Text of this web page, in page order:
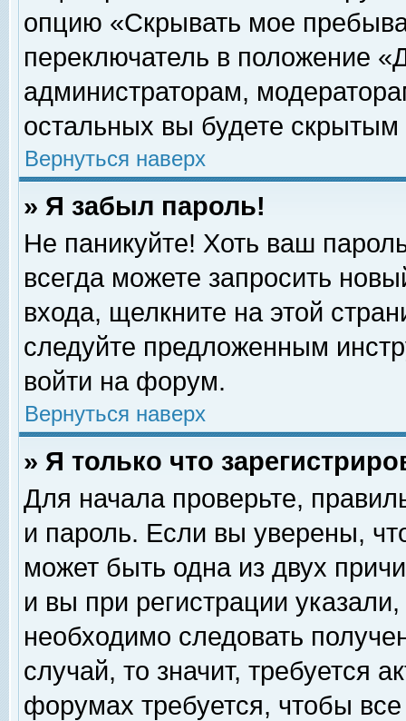
опцию «Скрывать мое
переключатель в положение
администраторам,
остальных вы будете скрытым
Вернуться наверх
» Я забыл пароль!
Не паникуйте! Хоть ваш
всегда можете запросить
входа, щелкните на этой
следуйте предложенным
войти на форум.
Вернуться наверх
» Я только что
Для начала проверьте,
и пароль. Если вы уверены,
может быть одна из двух
и вы при регистрации
необходимо следовать
случай, то значит, требуется
форумах требуется, чтобы